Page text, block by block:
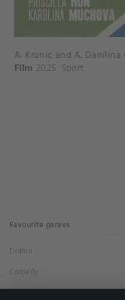
Film 2025 Sport
Favourite genres
Drama
Comedy